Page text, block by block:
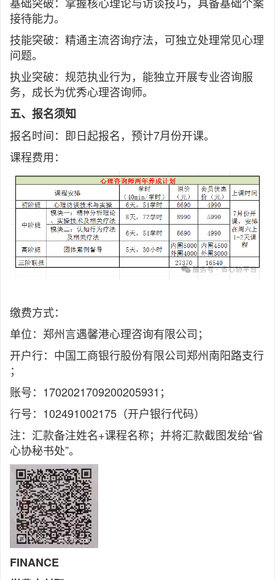
接待能力。
技能突破：精通主流咨询疗法，可独立处理常见心理
问题。
执业突破：规范执业行为，能独立开展专业咨询服
务，成长为优秀心理咨询师。
五、报名须知
报名时间：即日起报名，预计7月份开课。
课程费用：
缴费方式：
单位：郑州言遇馨港心理咨询有限公司；
开户行：中国工商银行股份有限公司郑州南阳路支行
；
账号：1702021709200205931；
行号：102491002175（开户银行代码）
注：汇款备注姓名+课程名称；并将汇款截图发给“省
心协秘书处”。
FINANCE